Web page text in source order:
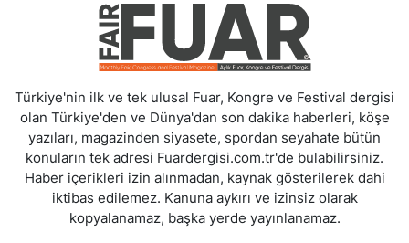
Türkiye'nin ilk ve tek ulusal Fuar, Kongre ve Festival dergisi
olan Türkiye'den ve Dünya'dan son dakika haberleri, köşe
yazıları, magazinden siyasete, spordan seyahate bütün
konuların tek adresi Fuardergisi.com.tr'de bulabilirsiniz.
Haber içerikleri izin alınmadan, kaynak gösterilerek dahi
iktibas edilemez. Kanuna aykırı ve izinsiz olarak
kopyalanamaz, başka yerde yayınlanamaz.